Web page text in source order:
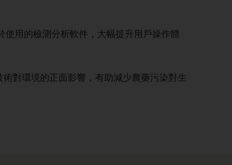
使用的檢測分析軟件，大幅提升用戶操作體
對環境的正面影響，有助減少農藥污染對生